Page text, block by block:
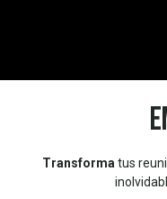
Transforma tus